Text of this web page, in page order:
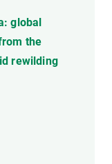
global
the
rewilding